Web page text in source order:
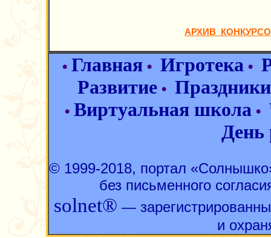
АРХИВ
• Главная • Игротека •
Развитие • Праздники
• Виртуальная школа •
День
© 1999-2018, портал
без письменного
solnet® —
и